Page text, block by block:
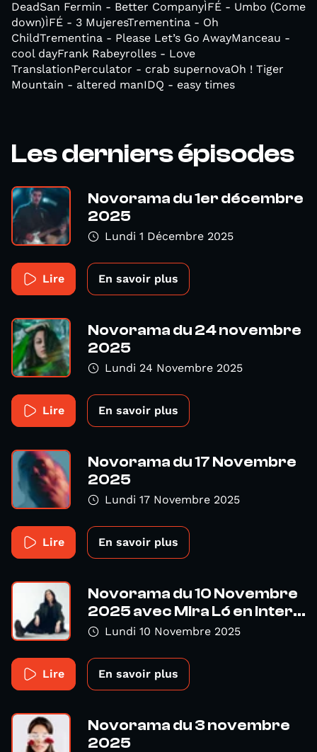
DeadSan Fermin - Better CompanyÌFÉ - Umbo (Come
down)ÌFÉ - 3 MujeresTrementina - Oh
ChildTrementina - Please Let’s Go AwayManceau -
cool dayFrank Rabeyrolles - Love
TranslationPerculator - crab supernovaOh ! Tiger
Mountain - altered manIDQ - easy times
Les derniers épisodes
Novorama du 1er décembre
2025
Lundi 1 Décembre 2025
Lire En savoir plus
Novorama du 24 novembre
2025
Lundi 24 Novembre 2025
Lire En savoir plus
Novorama du 17 Novembre
2025
Lundi 17 Novembre 2025
Lire En savoir plus
Novorama du 10 Novembre
2025 avec Mira Ló en inter...
Lundi 10 Novembre 2025
Lire En savoir plus
Novorama du 3 novembre
2025